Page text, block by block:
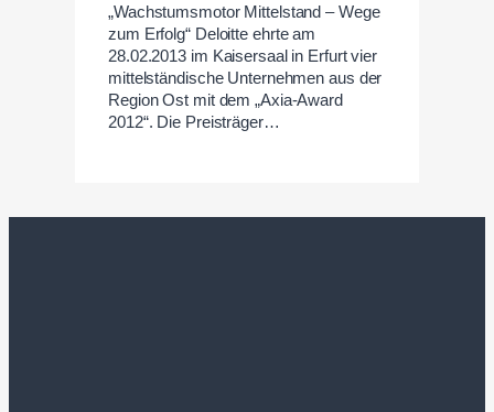
„Wachstumsmotor Mittelstand – Wege
zum Erfolg“ Deloitte ehrte am
28.02.2013 im Kaisersaal in Erfurt vier
mittelständische Unternehmen aus der
Region Ost mit dem „Axia-Award
2012“. Die Preisträger…